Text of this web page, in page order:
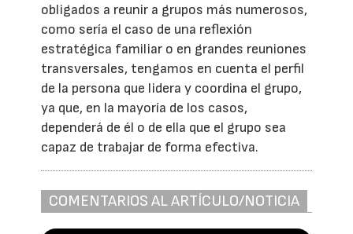
obligados a reunir a grupos más numerosos,
como sería el caso de una reflexión
estratégica familiar o en grandes reuniones
transversales, tengamos en cuenta el perfil
de la persona que lidera y coordina el grupo,
ya que, en la mayoría de los casos,
dependerá de él o de ella que el grupo sea
capaz de trabajar de forma efectiva.
COMENTARIOS AL ARTÍCULO/NOTICIA